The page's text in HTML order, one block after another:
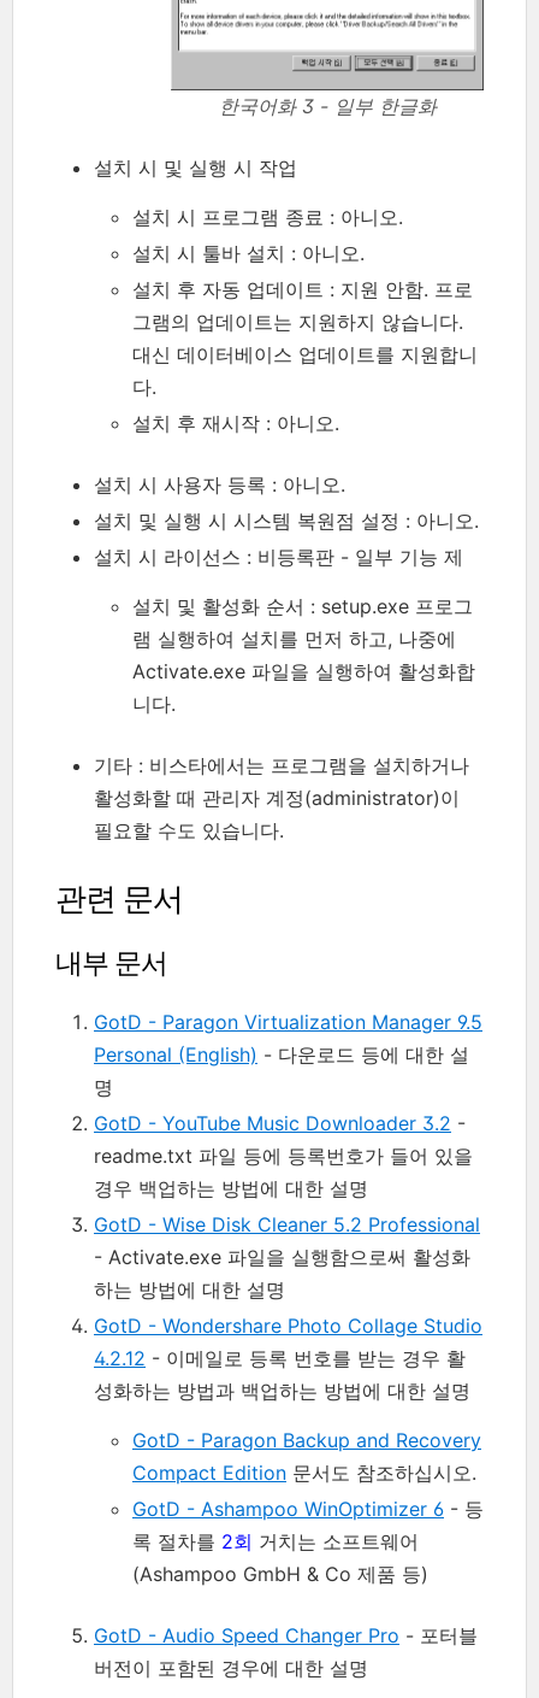
한국어화 3 - 일부 한글화
설치 시 및 실행 시 작업
설치 시 프로그램 종료 : 아니오.
설치 시 툴바 설치 : 아니오.
설치 후 자동 업데이트 : 지원 안함. 프로
그램의 업데이트는 지원하지 않습니다.
대신 데이터베이스 업데이트를 지원합니
다.
설치 후 재시작 : 아니오.
설치 시 사용자 등록 : 아니오.
설치 및 실행 시 시스템 복원점 설정 : 아니오.
설치 시 라이선스 : 비등록판 - 일부 기능 제
설치 및 활성화 순서 : setup.exe 프로그
램 실행하여 설치를 먼저 하고, 나중에
Activate.exe 파일을 실행하여 활성화합
니다.
기타 : 비스타에서는 프로그램을 설치하거나
활성화할 때 관리자 계정(administrator)이
필요할 수도 있습니다.
관련 문서
내부 문서
GotD - Paragon Virtualization Manager 9.5
Personal (English) - 다운로드 등에 대한 설
명
GotD - YouTube Music Downloader 3.2 -
readme.txt 파일 등에 등록번호가 들어 있을
경우 백업하는 방법에 대한 설명
GotD - Wise Disk Cleaner 5.2 Professional
- Activate.exe 파일을 실행함으로써 활성화
하는 방법에 대한 설명
GotD - Wondershare Photo Collage Studio
4.2.12 - 이메일로 등록 번호를 받는 경우 활
성화하는 방법과 백업하는 방법에 대한 설명
GotD - Paragon Backup and Recovery
Compact Edition 문서도 참조하십시오.
GotD - Ashampoo WinOptimizer 6 - 등
록 절차를 2회 거치는 소프트웨어
(Ashampoo GmbH & Co 제품 등)
GotD - Audio Speed Changer Pro - 포터블
버전이 포함된 경우에 대한 설명